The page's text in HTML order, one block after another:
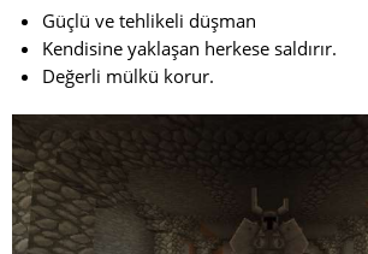
Güçlü ve tehlikeli düşman
Kendisine yaklaşan herkese saldırır.
Değerli mülkü korur.